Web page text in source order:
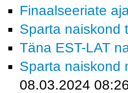
Finaalseeriate
Sparta naiskond
Täna EST-LAT
Sparta naiskond
08.03.2024